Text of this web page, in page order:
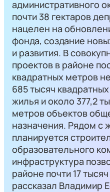
административного
почти 38 гектаров
нацелен на
фонда, создание
и развития. В
проектов в районе
квадратных метров
685 тысяч
жилья и около 377,2
метров объектов
назначения. Рядом с
планируется
образовательного
инфраструктура
районе почти 17
рассказал Владимир